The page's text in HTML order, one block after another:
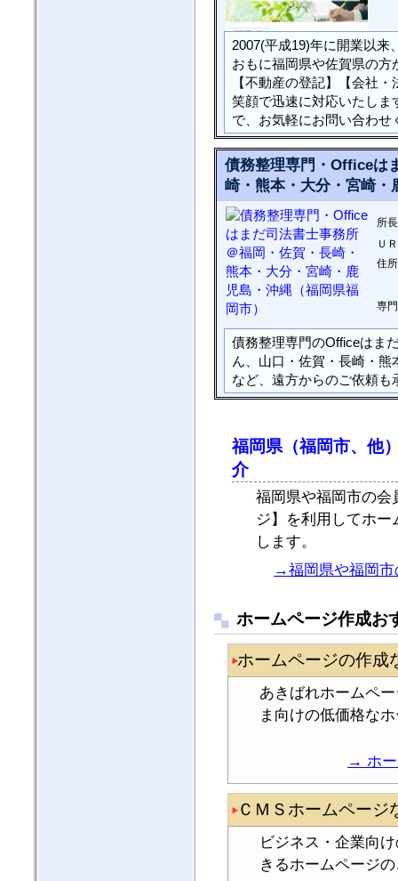
2007(平成19)年に開業以来
おもに福岡県や佐賀県の
【不動産の登記】【会社
笑顔で迅速に対応いたしま
で、お気軽にお問い合わせ
債務整理専門・Officeは
崎・熊本・大分・宮崎・
所長
Ｕ
住所
専
債務整理専門のOfficeはま
ん、山口・佐賀・長崎・
など、遠方からのご依頼も
福岡県（福岡市、他
介
福岡県や福岡市の会
ジ】を利用してホ
します。
→福岡県や福岡市
ホームページ作成お
ホームページの作成
あきばれホームペ
ま向けの低価格な
→ ホー
ＣＭＳホームページ
ビジネス・企業向
きるホームページ